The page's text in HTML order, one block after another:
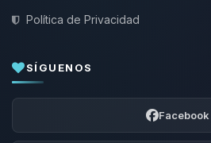
Política de Privacidad
SÍGUENOS
Facebook